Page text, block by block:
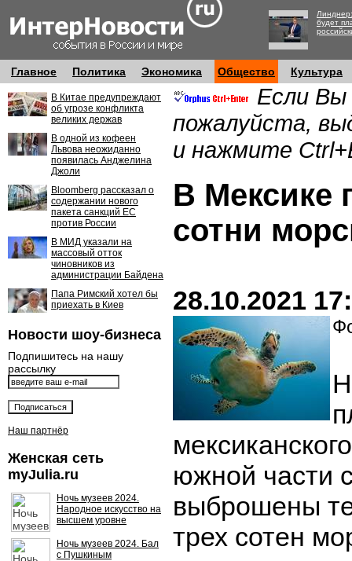
будет
Главное Политика Экономика Общество Культура
В Китае предупреждают
об угрозе конфликта
великих держав
В одной из кофеен
Львова неожиданно
появилась Анджелина
Джоли
Bloomberg рассказал о
содержании нового
пакета санкций ЕС
против России
В МИД указали на
массовый отток
чиновников из
администрации Байдена
Папа Римский хотел бы
приехать в Киев
Новости шоу-бизнеса
Подпишитесь на нашу
рассылку
Наш партнёр
Женская сеть
myJulia.ru
Ночь музеев 2024.
Народное искусство на
высшем уровне
Ночь музеев 2024. Бал
с Пушкиным
Если Вы
пожалуйста,
и нажмите
В Мексике
сотни
28.10.2021
южной части
выброшены
трех сотен